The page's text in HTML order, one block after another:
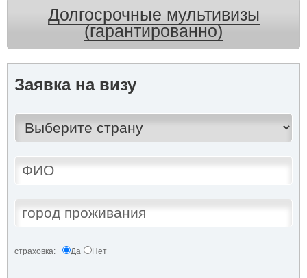
Долгосрочные мультивизы
(гарантированно)
Заявка на визу
страховка: Да Нет